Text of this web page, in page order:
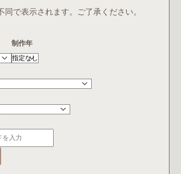
同で表示されます。ご了承ください。
制作年